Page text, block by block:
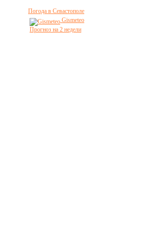
Погода в Севастополе
Gismeteo
Прогноз на 2 недели